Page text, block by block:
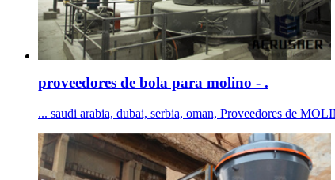
proveedores de bola para molino - .
... saudi arabia, dubai, serbia, oman, Proveedores de